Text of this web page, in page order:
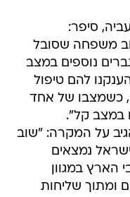
סיפר:
משפחה שסובל
גברים נוספים במצב
להם טיפול
כשמצבו של אחד
במצב קל".
על המקרה: "שוב
נמצאים
הארץ במגוון
ומתוך שליחות